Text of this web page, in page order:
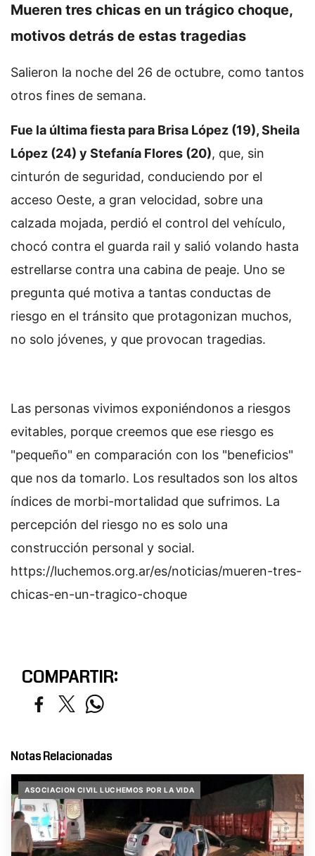
Mueren tres chicas en un trágico choque,
motivos detrás de estas tragedias
Salieron la noche del 26 de octubre, como tantos
otros fines de semana.
Fue la última fiesta para Brisa López (19), Sheila
López (24) y Stefanía Flores (20), que, sin
cinturón de seguridad, conduciendo por el
acceso Oeste, a gran velocidad, sobre una
calzada mojada, perdió el control del vehículo,
chocó contra el guarda rail y salió volando hasta
estrellarse contra una cabina de peaje. Uno se
pregunta qué motiva a tantas conductas de
riesgo en el tránsito que protagonizan muchos,
no solo jóvenes, y que provocan tragedias.
Las personas vivimos exponiéndonos a riesgos
evitables, porque creemos que ese riesgo es
"pequeño" en comparación con los "beneficios"
que nos da tomarlo. Los resultados son los altos
índices de morbi-mortalidad que sufrimos. La
percepción del riesgo no es solo una
construcción personal y social.
https://luchemos.org.ar/es/noticias/mueren-tres-
chicas-en-un-tragico-choque
COMPARTIR:
Notas Relacionadas
ASOCIACION CIVIL LUCHEMOS POR LA VIDA